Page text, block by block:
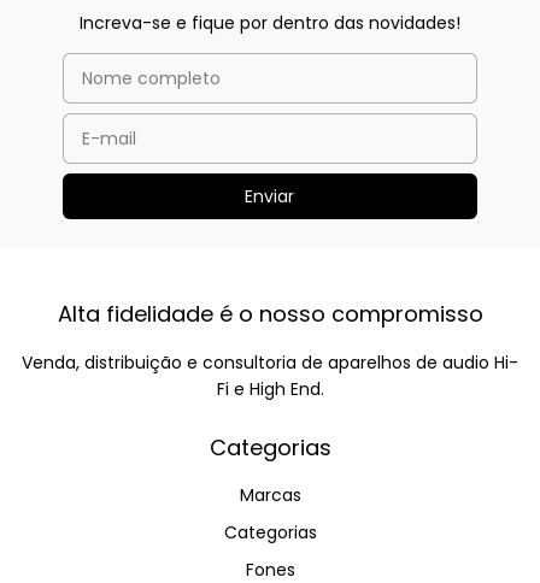
Increva-se e fique por dentro das novidades!
Alta fidelidade é o nosso compromisso
Venda, distribuição e consultoria de aparelhos de audio Hi-
Fi e High End.
Categorias
Marcas
Categorias
Fones